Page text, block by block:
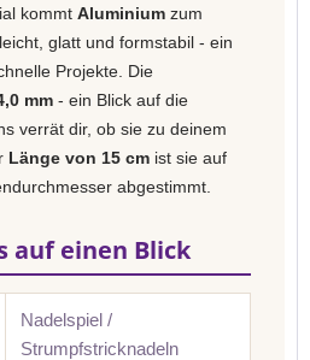
kommt Aluminium zum
glatt und formstabil - ein
Projekte. Die
mm - ein Blick auf die
verrät dir, ob sie zu deinem
Länge von 15 cm ist sie auf
abgestimmt.
auf einen Blick
Nadelspiel /
Strumpfstricknadeln